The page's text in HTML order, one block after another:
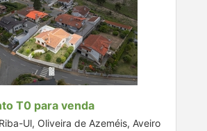
T0 para venda
Ul, Oliveira de Azeméis, Aveiro